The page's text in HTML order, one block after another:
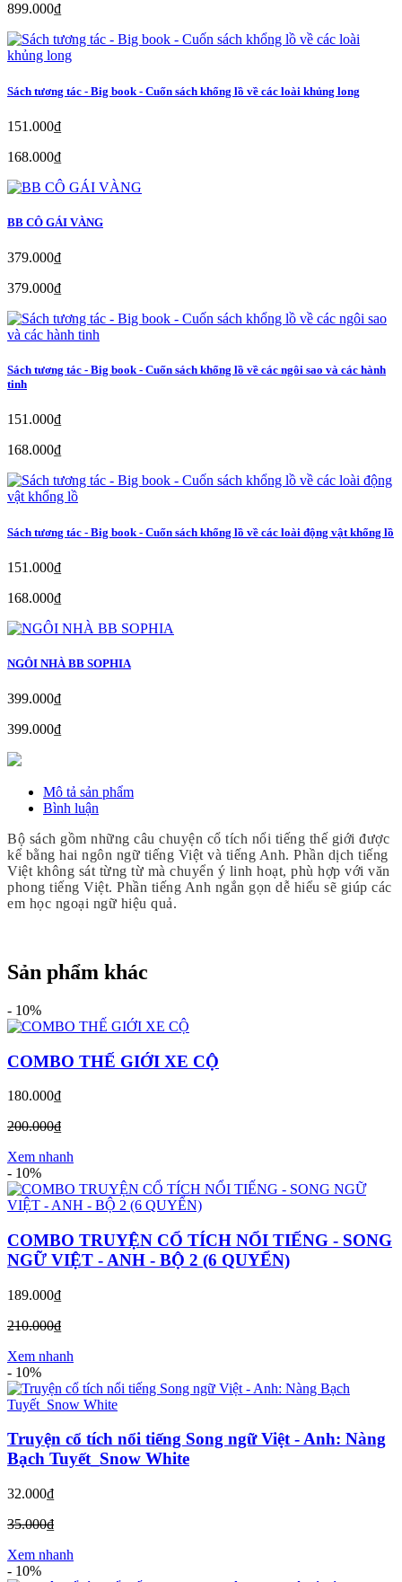
899.000₫
Sách tương tác - Big book - Cuốn sách khổng lồ về các loài khủng long
151.000₫
168.000₫
BB CÔ GÁI VÀNG
379.000₫
379.000₫
Sách tương tác - Big book - Cuốn sách khổng lồ về các ngôi sao và các hành
tinh
151.000₫
168.000₫
Sách tương tác - Big book - Cuốn sách khổng lồ về các loài động vật khổng lồ
151.000₫
168.000₫
NGÔI NHÀ BB SOPHIA
399.000₫
399.000₫
Mô tả sản phẩm
Bình luận
Bộ sách gồm những câu chuyện cổ tích nổi tiếng thế giới được
kể bằng hai ngôn ngữ tiếng Việt và tiếng Anh. Phần dịch tiếng
Việt không sát từng từ mà chuyển ý linh hoạt, phù hợp với văn
phong tiếng Việt. Phần tiếng Anh ngắn gọn dễ hiểu sẽ giúp các
em học ngoại ngữ hiệu quả.
Sản phẩm khác
- 10%
COMBO THẾ GIỚI XE CỘ
180.000₫
200.000₫
Xem nhanh
- 10%
COMBO TRUYỆN CỔ TÍCH NỔI TIẾNG - SONG
NGỮ VIỆT - ANH - BỘ 2 (6 QUYỂN)
189.000₫
210.000₫
Xem nhanh
- 10%
Truyện cổ tích nổi tiếng Song ngữ Việt - Anh: Nàng
Bạch Tuyết_Snow White
32.000₫
35.000₫
Xem nhanh
- 10%